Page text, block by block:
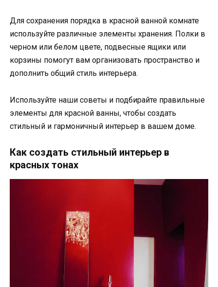
Для сохранения порядка в красной ванной комнате
используйте различные элементы хранения. Полки в
черном или белом цвете, подвесные ящики или
корзины помогут вам организовать пространство и
дополнить общий стиль интерьера.
Используйте наши советы и подбирайте правильные
элементы для красной ванны, чтобы создать
стильный и гармоничный интерьер в вашем доме.
Как создать стильный интерьер в
красных тонах